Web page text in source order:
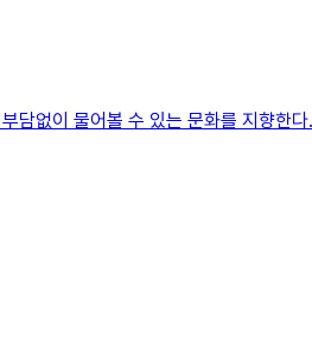
담없이 물어볼 수 있는 문화를 지향한